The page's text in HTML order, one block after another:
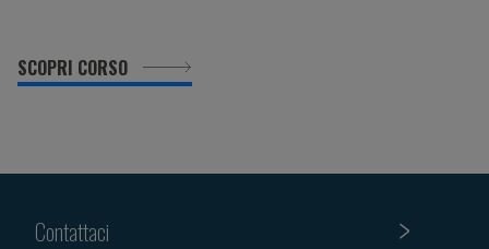
SCOPRI CORSO
Contattaci